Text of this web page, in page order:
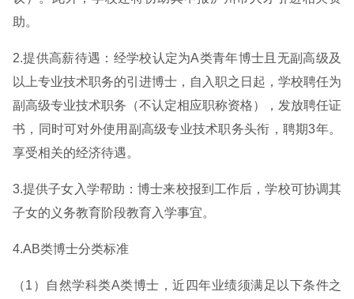
助。
2.提供高薪待遇：经学校认定为A类青年博士且无副高级及
以上专业技术职务的引进博士，自入职之日起，学校聘任为
副高级专业技术职务（不认定相应职称资格），发放聘任证
书，同时可对外使用副高级专业技术职务头衔，聘期3年。
享受相关的经济待遇。
3.提供子女入学帮助：博士来校报到工作后，学校可协调其
子女的义务教育阶段教育入学事宜。
4.AB类博士分类标准
（1）自然学科类A类博士，近四年业绩须满足以下条件之